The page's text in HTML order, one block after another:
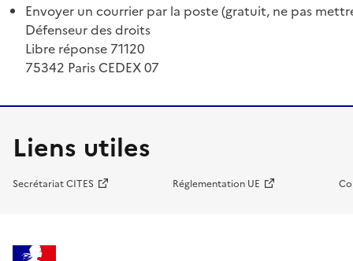
Envoyer un courrier par la poste (gratuit, ne pas
Défenseur des droits
Libre réponse 71120
75342 Paris CEDEX 07
Liens utiles
Secrétariat CITES Réglementation UE